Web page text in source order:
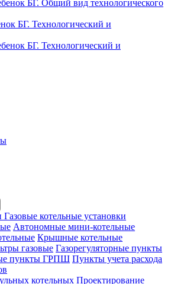
БГ. Технологический и
Газовые котельные установки
Автономные мини-котельные
Крышные котельные
газовые Газорегуляторные пункты
пункты ГРПШ Пункты учета расхода
котельных Проектирование